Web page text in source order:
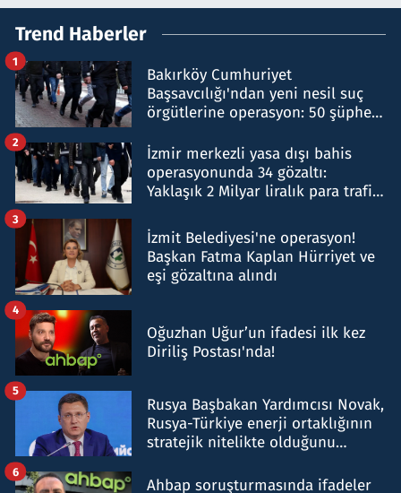
Trend Haberler
Bakırköy Cumhuriyet
Başsavcılığı'ndan yeni nesil suç
örgütlerine operasyon: 50 şüpheli
1
İzmir merkezli yasa dışı bahis
operasyonunda 34 gözaltı:
Yaklaşık 2 Milyar liralık para trafiği
2
İzmit Belediyesi'ne operasyon!
Başkan Fatma Kaplan Hürriyet ve
eşi gözaltına alındı
3
Oğuzhan Uğur’un ifadesi ilk kez
Diriliş Postası'nda!
4
Rusya Başbakan Yardımcısı Novak,
Rusya-Türkiye enerji ortaklığının
stratejik nitelikte olduğunu
5
Ahbap soruşturmasında ifadeler
6